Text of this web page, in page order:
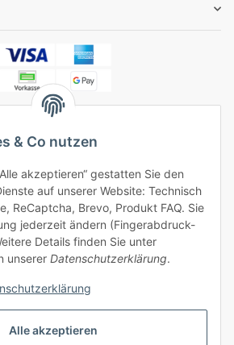
Alle akzeptieren
& Co nutzen
akzeptieren“ gestatten Sie den
auf unserer Website: Technisch
ReCaptcha, Brevo, Produkt FAQ. Sie
jederzeit ändern (Fingerabdruck-
Details finden Sie unter
unserer Datenschutzerklärung.
Versand
Vertrag widerrufen